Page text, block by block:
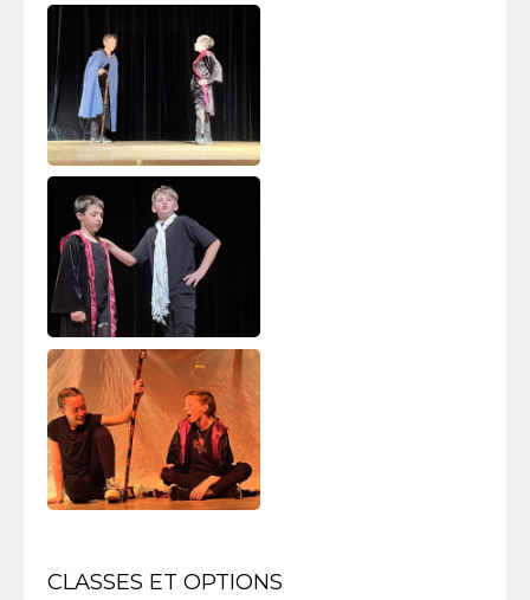
Navigation
CLASSES ET OPTIONS